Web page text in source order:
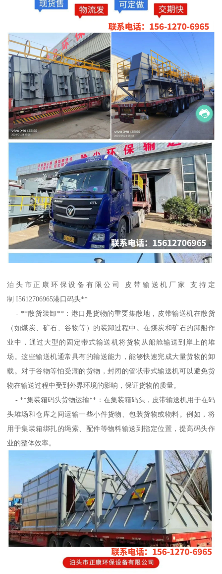
泊头市正康环保设备有限公司 皮带输送机厂家 支持定
制 I5612706965港口码头**
- **散货装卸**：港口是货物的重要集散地，皮带输送机在散货
（如煤炭、矿石、谷物等）的装卸过程中。在煤炭和矿石的卸船作
业中，通过大型的固定带式输送机将货物从船舱输送到岸上的堆
场。这些输送机通常具有的输送能力，能够快速完成大量货物的卸
载。对于谷物等怕受潮的货物，封闭的管状带式输送机可以避免货
物在输送过程中受到外界环境的影响，保证货物的质量。
- **集装箱码头货物运输**：在集装箱码头，皮带输送机用于在码
头堆场和仓库之间运输一些小件货物、包装货物或物料。例如，将
用于集装箱绑扎的绳索、配件等物料输送到指定位置，提高码头作
业的整体效率。